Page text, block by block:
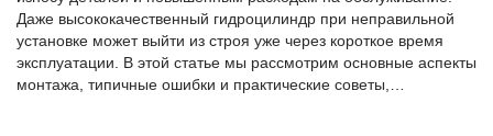
Даже высококачественный гидроцилиндр при неправильной
установке может выйти из строя уже через короткое время
эксплуатации. В этой статье мы рассмотрим основные аспекты
монтажа, типичные ошибки и практические советы,…